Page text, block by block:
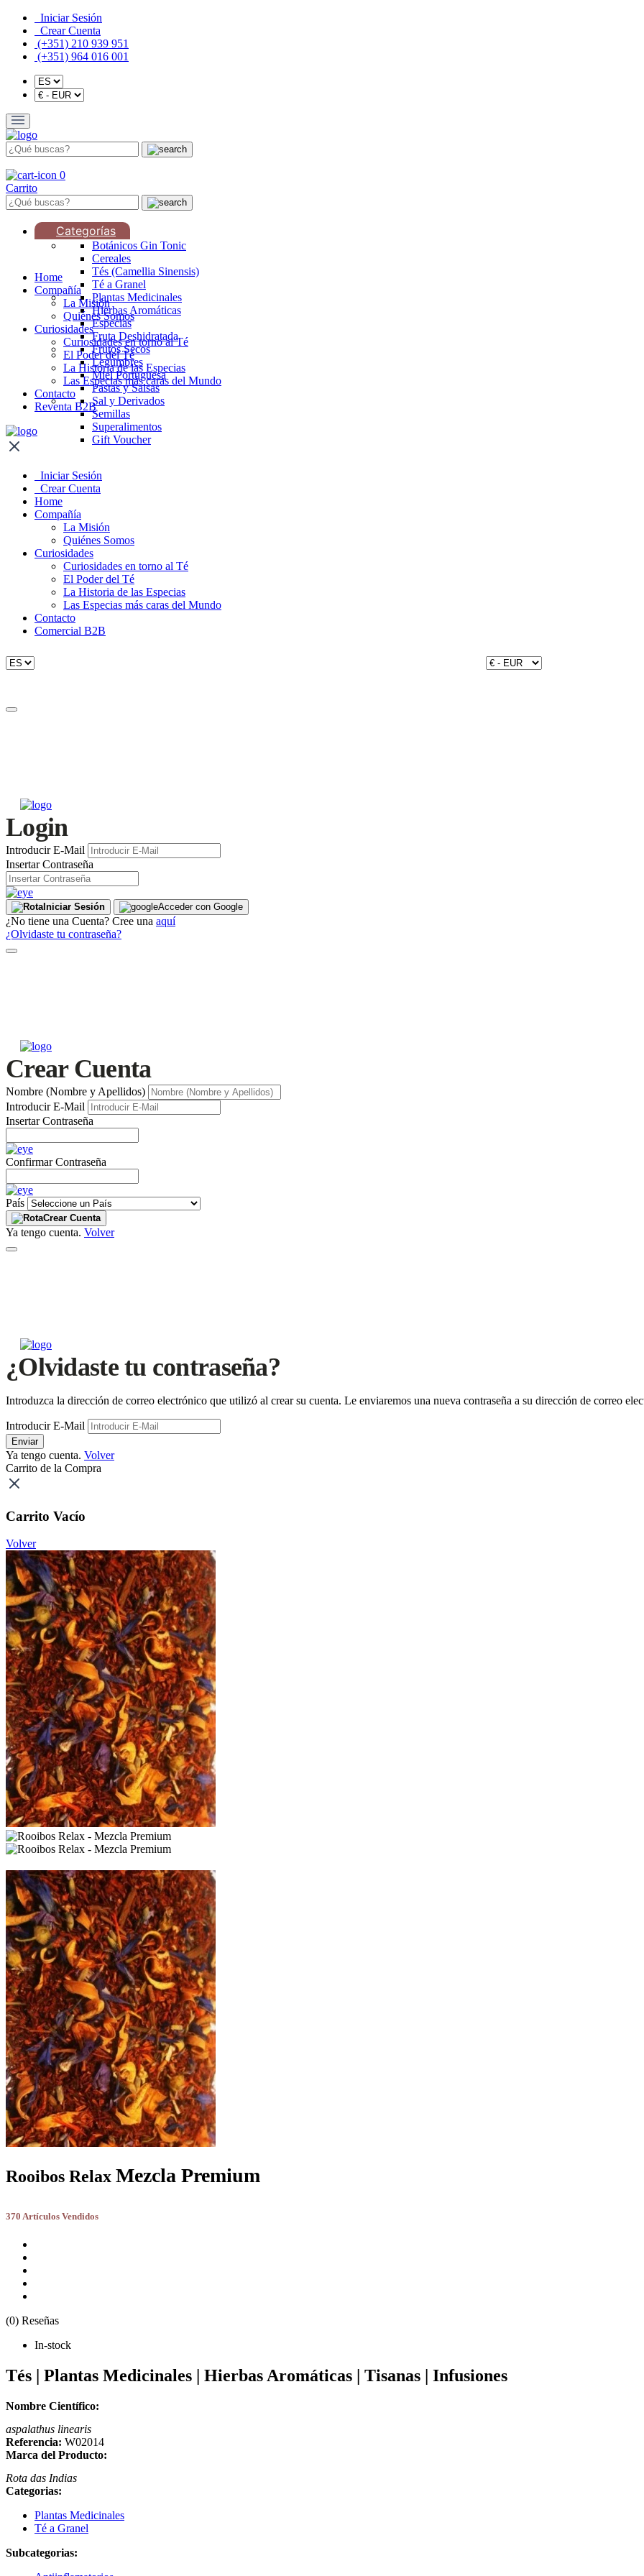
Iniciar Sesión
Crear Cuenta
(+351) 210 939 951
(+351) 964 016 001
0
Carrito
Categorías
Botánicos Gin Tonic
Cereales
Tés (Camellia Sinensis)
Té a Granel
Plantas Medicinales
Hierbas Aromáticas
Especias
Fruta Deshidratada
Frutos Secos
Legumbres
Miel Portuguesa
Pastas y Salsas
Sal y Derivados
Semillas
Superalimentos
Gift Voucher
Home
Compañía
La Misión
Quiénes Somos
Curiosidades
Curiosidades en torno al Té
El Poder del Té
La Historia de las Especias
Las Especias más caras del Mundo
Contacto
Reventa B2B
Iniciar Sesión
Crear Cuenta
Home
Compañía
La Misión
Quiénes Somos
Curiosidades
Curiosidades en torno al Té
El Poder del Té
La Historia de las Especias
Las Especias más caras del Mundo
Contacto
Comercial B2B
Login
Introducir E-Mail
Insertar Contraseña
Iniciar Sesión Acceder con Google
¿No tiene una Cuenta? Cree una aquí
¿Olvidaste tu contraseña?
Crear Cuenta
Nombre (Nombre y Apellidos)
Introducir E-Mail
Insertar Contraseña
Confirmar Contraseña
País
Crear Cuenta
Ya tengo cuenta. Volver
¿Olvidaste tu contraseña?
Introduzca la dirección de correo electrónico que utilizó al crear su cuenta. Le enviaremos una nueva contraseña a su dirección de correo
Introducir E-Mail
Enviar
Ya tengo cuenta. Volver
Carrito de la Compra
Carrito Vacío
Volver
Rooibos Relax Mezcla Premium
370 Artículos Vendidos
(0) Reseñas
In-stock
Tés | Plantas Medicinales | Hierbas Aromáticas | Tisanas | Infusiones
Nombre Científico:
aspalathus linearis
Referencia: W02014
Marca del Producto:
Rota das Indias
Categorias:
Plantas Medicinales
Té a Granel
Subcategorias: